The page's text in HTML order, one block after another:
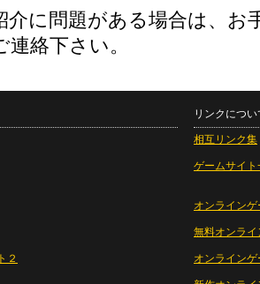
介に問題がある場合は、お
連絡下さい。
２
リンクについ
相互リンク集
ゲームサイト
オンラインゲ
無料オンライ
オンライン